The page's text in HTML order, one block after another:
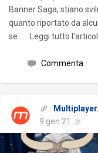
Banner Saga, stiano
quanto riportato da
se … · Leggi tutto
Commenta
9 gen 21